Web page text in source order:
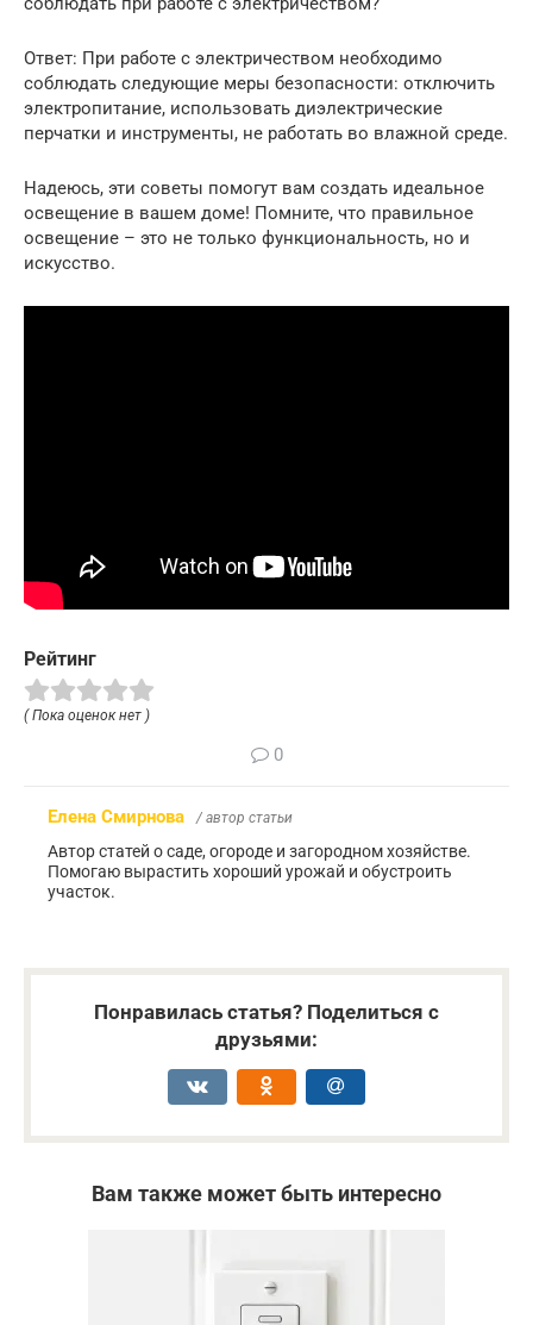
Ответ: При работе с электричеством необходимо
соблюдать следующие меры безопасности: отключить
электропитание, использовать диэлектрические
перчатки и инструменты, не работать во влажной среде.
Надеюсь, эти советы помогут вам создать идеальное
освещение в вашем доме! Помните, что правильное
освещение – это не только функциональность, но и
искусство.
Рейтинг
( Пока оценок нет )
0
Елена Смирнова / автор статьи
Автор статей о саде, огороде и загородном хозяйстве.
Помогаю вырастить хороший урожай и обустроить
участок.
Понравилась статья? Поделиться с
друзьями:
Вам также может быть интересно